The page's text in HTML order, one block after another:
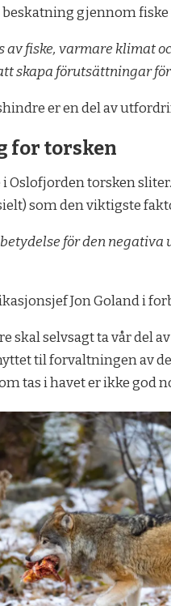
gjennom fiske
av fiske, varmare klimat
skapa förutsättningar
er en del av
for torsken
i Oslofjorden torsken
som den viktigste
för den
Jon Goland i
skal selvsagt ta vår del
til forvaltningen av
tas i havet er ikke god